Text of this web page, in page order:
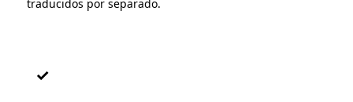
traducidos por separado.
✓